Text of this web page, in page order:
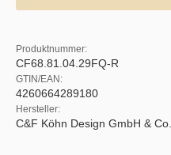
Produktnummer:
CF68.81.04.29FQ-R
GTIN/EAN:
4260664289180
Hersteller:
C&F Köhn Design GmbH &